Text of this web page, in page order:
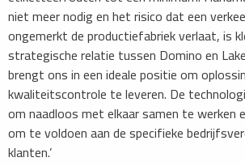
niet meer nodig en het risico dat een
ongemerkt de productiefabriek verlaat, is
strategische relatie tussen Domino en
brengt ons in een ideale positie om
kwaliteitscontrole te leveren. De
om naadloos met elkaar samen te werken
om te voldoen aan de specifieke
klanten.’